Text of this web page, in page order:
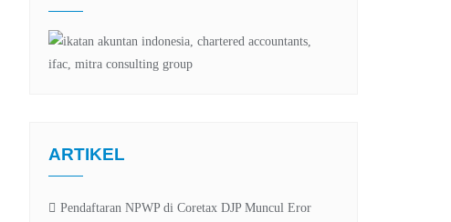
ARTIKEL
Pendaftaran NPWP di Coretax DJP Muncul Eror